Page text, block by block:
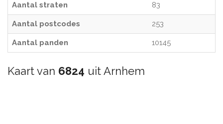
Aantal straten 83
Aantal postcodes 253
Aantal panden 10145
Kaart van 6824 uit Arnhem